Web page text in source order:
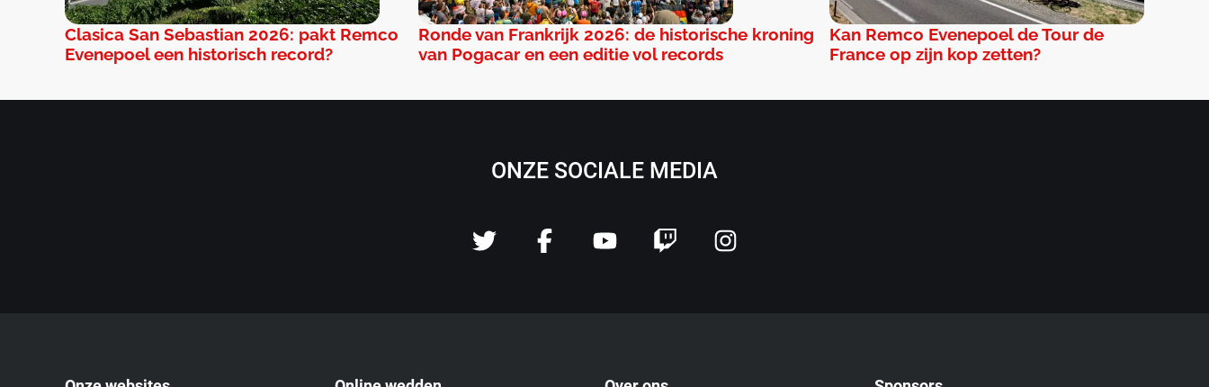
Clasica San Sebastian 2026: pakt Remco
Evenepoel een historisch record?
Ronde van Frankrijk 2026: de historische kroning
van Pogacar en een editie vol records
Kan Remco Evenepoel de Tour de
France op zijn kop zetten?
ONZE SOCIALE MEDIA